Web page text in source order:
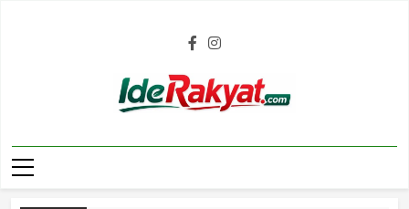
Iderakyat.com